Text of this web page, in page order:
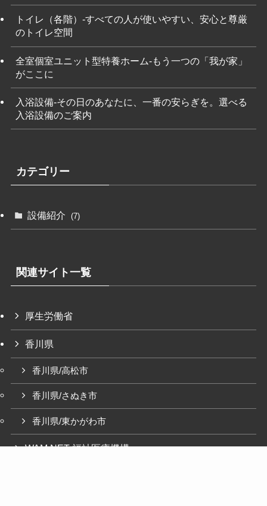
トイレ（各階）-すべての人が使いやすい、安心と尊厳
のトイレ空間
全室個室ユニット型特養ホーム-もう一つの「我が家」
がここに
入浴設備-その日のあなたに、一番の安らぎを。選べる
入浴設備のご案内
カテゴリー
設備紹介 (7)
関連サイト一覧
厚生労働省
香川県
香川県/高松市
香川県/さぬき市
香川県/東かがわ市
WAM NET-福祉医療機構